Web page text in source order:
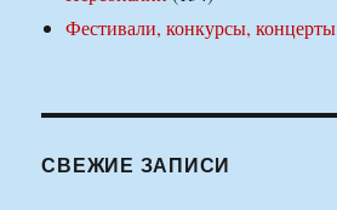
Фестивали, конкурсы, концерты
СВЕЖИЕ ЗАПИСИ